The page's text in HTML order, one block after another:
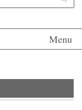
Menu